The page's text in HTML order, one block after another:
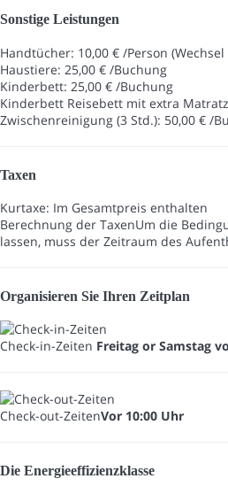
Sonstige Leistungen
Handtücher: 10,00 € /Person (Wechsel
Haustiere: 25,00 € /Buchung
Kinderbett: 25,00 € /Buchung
Kinderbett Reisebett mit extra
Zwischenreinigung (3 Std.): 50,00 € /
Taxen
Kurtaxe: Im Gesamtpreis enthalten
Berechnung der TaxenUm die
lassen, muss der Zeitraum des
Organisieren Sie Ihren Zeitplan
Check-in-Zeiten Freitag or Samstag
Check-out-ZeitenVor 10:00 Uhr
Die Energieeffizienzklasse